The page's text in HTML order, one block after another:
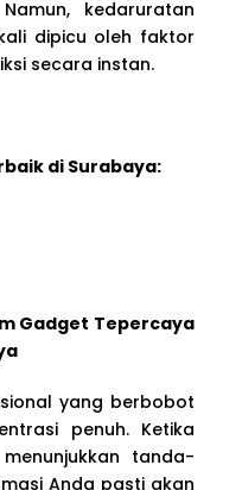
kedaruratan
dipicu oleh faktor
secara instan.
di Surabaya:
Gadget Tepercaya
yang berbobot
penuh. Ketika
tanda-
Anda pasti akan